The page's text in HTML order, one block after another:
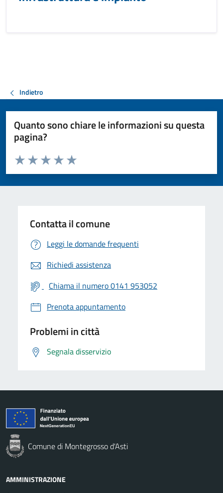
Indietro
Quanto sono chiare le informazioni su questa
pagina?
Valuta da 1 a 5 stelle la pagina
Valuta 5 stelle su 5
Valuta 4 stelle su 5
Valuta 3 stelle su 5
Valuta 2 stelle su 5
Valuta 1 stelle su 5
Contatta il comune
Leggi le domande frequenti
Richiedi assistenza
Chiama il numero 0141 953052
Prenota appuntamento
Problemi in città
Segnala disservizio
Comune di Montegrosso d'Asti
AMMINISTRAZIONE